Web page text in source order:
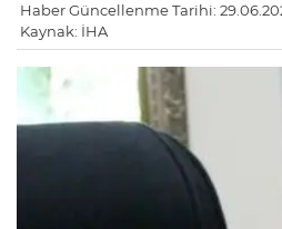
Haber Güncellenme Tarihi:
Kaynak: İHA